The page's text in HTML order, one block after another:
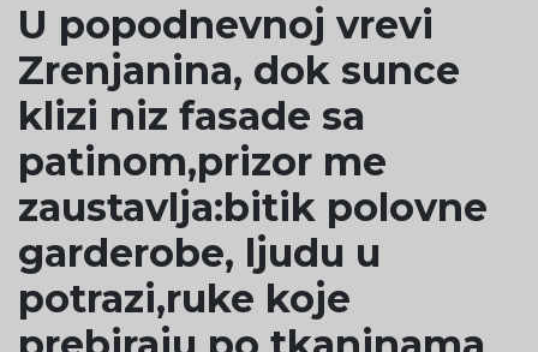
U popodnevnoj vrevi
Zrenjanina, dok sunce
klizi niz fasade sa
patinom,prizor me
zaustavlja:bitik polovne
garderobe, ljudu u
potrazi,ruke koje